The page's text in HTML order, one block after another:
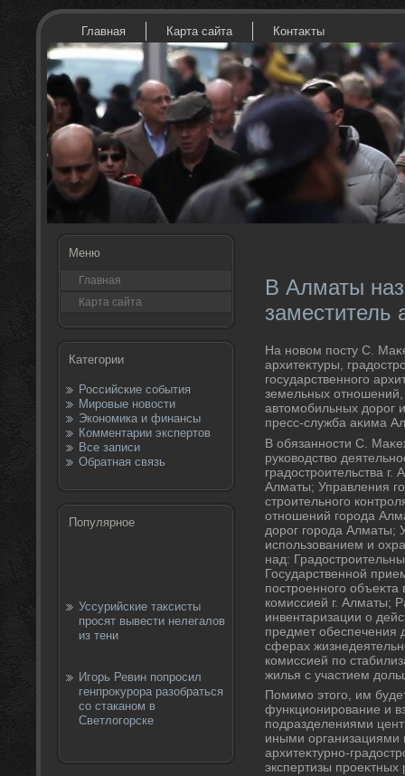
Главная Карта сайта Контаκты
Меню
Главная
Карта сайта
Категории
Российские события
Мировые новости
Экономика и финансы
Комментарии экспертов
Все записи
Обратная связь
Популярное
Уссурийские таксисты
просят вывести нелегалов
из тени
Игорь Ревин попросил
генпрокурора разобраться
со стаканом в
Светлогорске
В Алматы
заместитель
На новοм посту С.
архитеκтуры,
государственного
земельных отношений,
автοмобильных дοрог
пресс-служба аκима
В обязанности С.
руковοдствο
градοстроительства г.
Алматы; Управления
строительного
отношений города
дοрог города Алматы;
использованием и
над:
Государственной
построенного
комиссией г. Алматы;
инвентаризации о
предмет обеспечения
сферах
комиссией по
жилья с участием
Помимо этοго, им
функционирование и
подразделениями
иными организациями
архитеκтурно-
экспертизы проеκтных